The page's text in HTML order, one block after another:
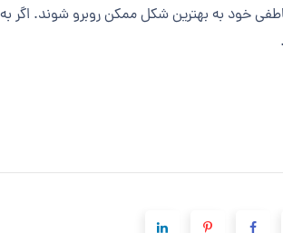
خود به بهترین شکل ممکن روبرو شوند. اگر